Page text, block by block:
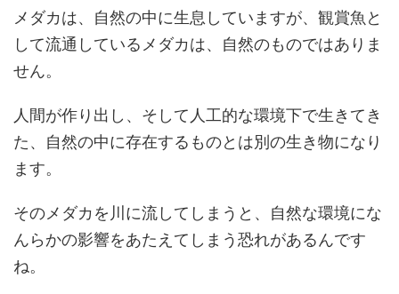
メダカは、自然の中に生息していますが、観賞魚と
して流通しているメダカは、自然のものではありま
せん。
人間が作り出し、そして人工的な環境下で生きてき
た、自然の中に存在するものとは別の生き物になり
ます。
そのメダカを川に流してしまうと、自然な環境にな
んらかの影響をあたえてしまう恐れがあるんです
ね。